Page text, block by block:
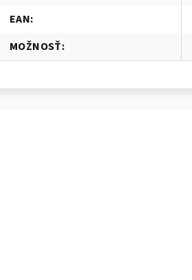
EAN:
MOŽNOSŤ: